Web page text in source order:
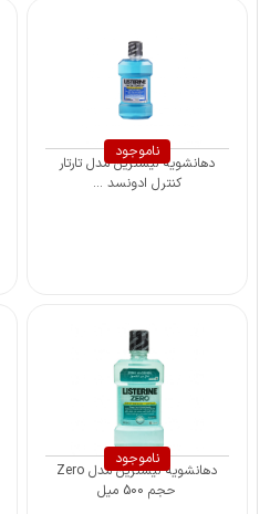
ناموجود
دهانشویه لیسترین مدل تارتار
کنترل ادونسد ...
ناموجود
دهانشویه لیسترین مدل Zero
حجم 500 میل